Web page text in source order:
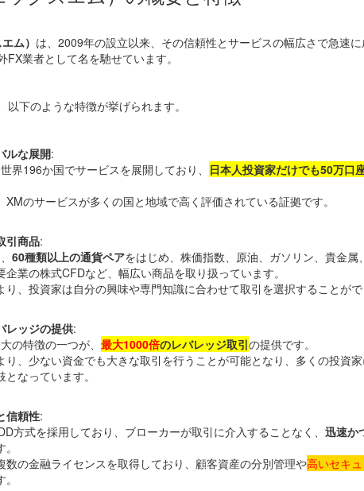
ム） は、2009年の設立以来、その信頼性とサービスの幅広さで急速
FX業者として名を馳せています。
以下のような特徴が挙げられます。
ルな展開:
界196か国でサービスを展開しており、 日本人投資家だけでも50万口
XMのサービスが多くの国と地域で高く評価されている証拠です。
引商品:
60種類以上の通貨ペアをはじめ、株価指数、原油、ガソリン、貴金属
企業の株式CFDなど、幅広い商品を取り扱っています。
り、投資家は自分の興味や専門知識に合わせて取引を選択することがで
レッジの提供:
の特徴の一つが、 最大1000倍のレバレッジ取引の提供です。
り、少ない資金でも大きな取引を行うことが可能となり、多くの投資
となっています。
信頼性:
方式を採用しており、ブローカーが取引に介入することなく、 迅速か
数の金融ライセンスを取得しており、顧客資産の分別管理や高いセキ